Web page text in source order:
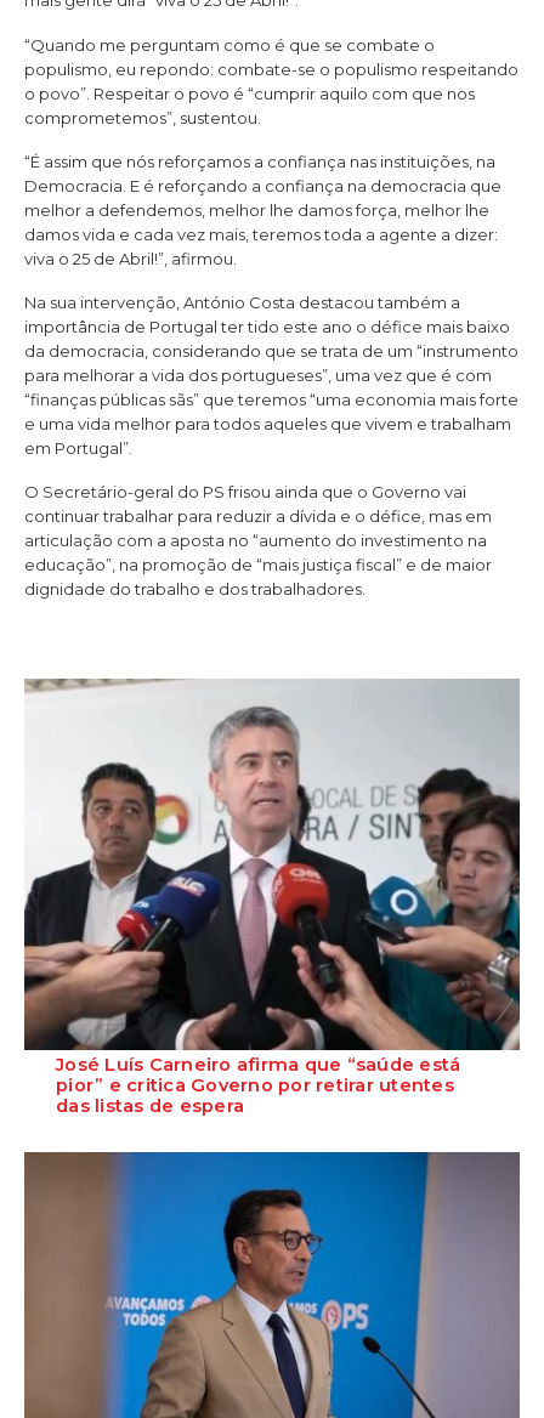
“Quando me perguntam como é que se combate o
populismo, eu repondo: combate-se o populismo respeitando
o povo”. Respeitar o povo é “cumprir aquilo com que nos
comprometemos”, sustentou.
“É assim que nós reforçamos a confiança nas instituições, na
Democracia. E é reforçando a confiança na democracia que
melhor a defendemos, melhor lhe damos força, melhor lhe
damos vida e cada vez mais, teremos toda a agente a dizer:
viva o 25 de Abril!”, afirmou.
Na sua intervenção, António Costa destacou também a
importância de Portugal ter tido este ano o défice mais baixo
da democracia, considerando que se trata de um “instrumento
para melhorar a vida dos portugueses”, uma vez que é com
“finanças públicas sãs” que teremos “uma economia mais forte
e uma vida melhor para todos aqueles que vivem e trabalham
em Portugal”.
O Secretário-geral do PS frisou ainda que o Governo vai
continuar trabalhar para reduzir a dívida e o défice, mas em
articulação com a aposta no “aumento do investimento na
educação”, na promoção de “mais justiça fiscal” e de maior
dignidade do trabalho e dos trabalhadores.
José Luís Carneiro afirma que “saúde está
pior” e critica Governo por retirar utentes
das listas de espera